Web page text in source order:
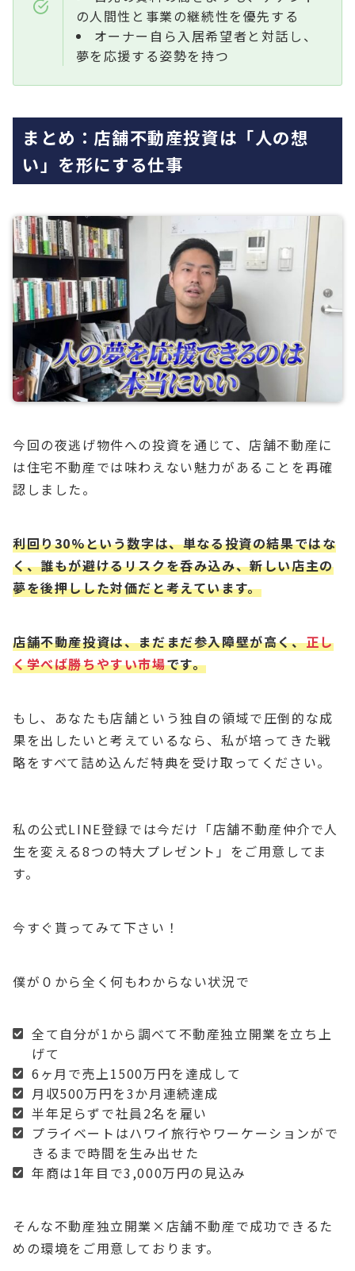
の人間性と事業の継続性を優先する
オーナー自ら入居希望者と対話し、
夢を応援する姿勢を持つ
まとめ：店舗不動産投資は「人の想
い」を形にする仕事
今回の夜逃げ物件への投資を通じて、店舗不動産に
は住宅不動産では味わえない魅力があることを再確
認しました。
利回り30%という数字は、単なる投資の結果ではな
く、誰もが避けるリスクを呑み込み、新しい店主の
夢を後押しした対価だと考えています。
店舗不動産投資は、まだまだ参入障壁が高く、正し
く学べば勝ちやすい市場です。
もし、あなたも店舗という独自の領域で圧倒的な成
果を出したいと考えているなら、私が培ってきた戦
略をすべて詰め込んだ特典を受け取ってください。
私の公式LINE登録では今だけ「店舗不動産仲介で人
生を変える8つの特大プレゼント」をご用意してま
す。
今すぐ貰ってみて下さい！
僕が０から全く何もわからない状況で
全て自分が1から調べて不動産独立開業を立ち上
げて
6ヶ月で売上1500万円を達成して
月収500万円を3か月連続達成
半年足らずで社員2名を雇い
プライベートはハワイ旅行やワーケーションがで
きるまで時間を生み出せた
年商は1年目で3,000万円の見込み
そんな不動産独立開業×店舗不動産で成功できるた
めの環境をご用意しております。